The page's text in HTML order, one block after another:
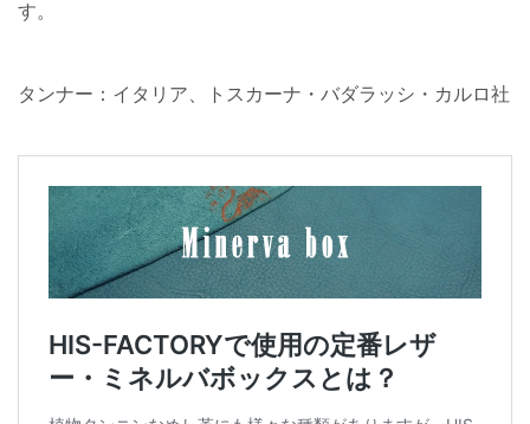
す。
タンナー：イタリア、トスカーナ・バダラッシ・カルロ社